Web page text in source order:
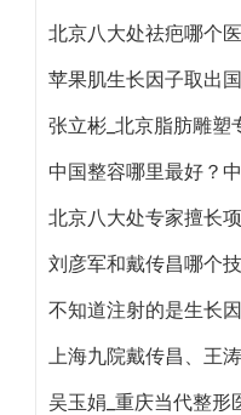
北京八大处祛疤哪个
张立彬_北京脂肪雕塑
北京八大处专家擅长
刘彦军和戴传昌哪个
吴玉娟_重庆当代整形